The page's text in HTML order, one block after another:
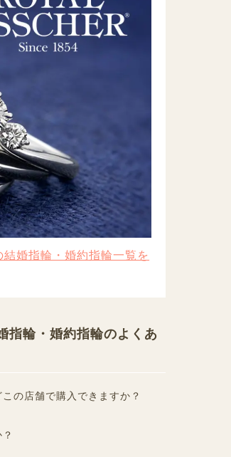
婚指輪・婚約指輪一覧を
指輪・婚約指輪のよくあ
の店舗で購入できますか？